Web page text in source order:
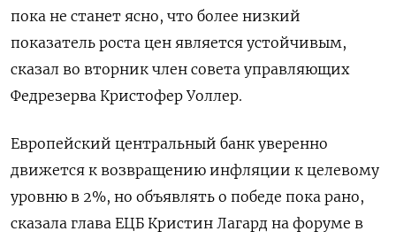
пока не станет ясно, что более низкий
показатель роста цен является устойчивым,
сказал во вторник член совета управляющих
Федрезерва Кристофер Уоллер.
Европейский центральный банк уверенно
движется к возвращению инфляции к целевому
уровню в 2%, но объявлять о победе пока рано,
сказала глава ЕЦБ Кристин Лагард на форуме в